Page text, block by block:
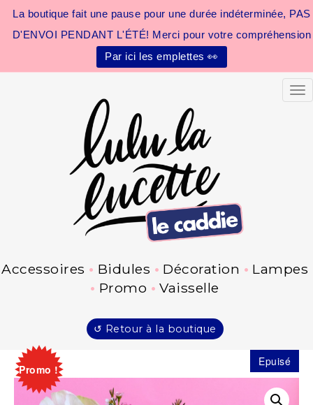
La boutique fait une pause pour une durée indéterminée, PAS
D'ENVOI PENDANT L'ÉTÉ! Merci pour votre compréhension
Par ici les emplettes 👀
Accessoires Bidules Décoration
Lampes
Promo
Vaisselle
↺ Retour à la boutique
Promo !
Epuisé